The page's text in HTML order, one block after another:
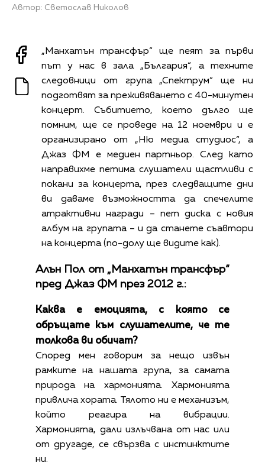
Автор: Светослав Николов
„Манхатън трансфър“ ще пеят за първи
път у нас в зала „България“, а техните
следовници от група „Спектрум“ ще ни
подготвят за преживяването с 40-минутен
концерт. Събитието, което дълго ще
помним, ще се проведе на 12 ноември и е
организирано от „Ню медиа студиос“, а
Джаз ФМ е медиен партньор. След като
направихме петима слушатели щастливи с
покани за концерта, през следващите дни
ви даваме възможността да спечелите
атрактивни награди – пет диска с новия
албум на групата – и да станете съавтори
на концерта (по-долу ще видите как).
Алън Пол от „Манхатън трансфър“
пред Джаз ФМ през 2012 г.:
Каква е емоцията, с която се
обръщате към слушателите, че те
толкова ви обичат?
Според мен говорим за нещо извън
рамките на нашата група, за самата
природа на хармонията. Хармонията
привлича хората. Тялото ни е механизъм,
който реагира на вибрации.
Хармонията, дали излъчвана от нас или
от другаде, се свързва с инстинктите
ни.